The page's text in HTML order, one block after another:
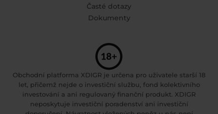
Časté dotazy
Dokumenty
Obchodní platforma XDIGR je určena pro uživatele starší 18
let, přičemž nejde o investiční službu, fond kolektivního
investování a ani regulovaný finanční produkt. XDIGR
neposkytuje investiční poradenství ani investiční